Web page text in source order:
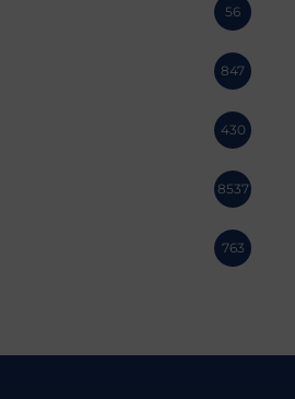
56
847
430
8537
763